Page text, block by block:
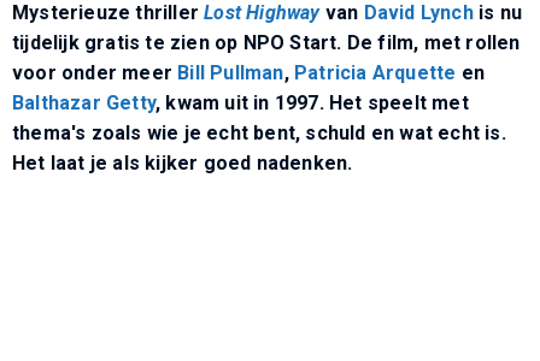
Mysterieuze thrillerLost Highwayvan David Lynchis nu
tijdelijk gratis te zien op NPO Start. De film, met rollen
voor onder meer Bill Pullman, Patricia Arquette en
Balthazar Getty, kwam uit in 1997. Het speelt met
thema's zoals wie je echt bent, schuld en wat echt is.
Het laat je als kijker goed nadenken.